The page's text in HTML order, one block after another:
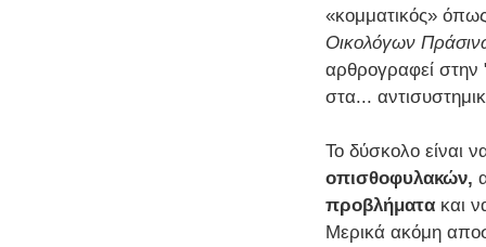
«κομματικός»
Οικολόγων
αρθρογραφεί στην
στα...
Το δύσκολο είναι
οπισθοφυλακών,
προβλήματα και
Μερικά ακόμη